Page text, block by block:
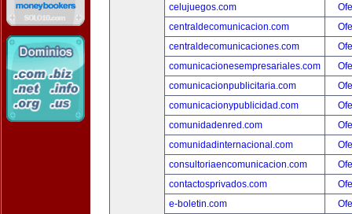
celujuegos.com
centraldecomunicacion.com
centraldecomunicaciones.com
comunicacionesempresariales.com
comunicacionpublicitaria.com
comunicacionypublicidad.com
comunidadenred.com
comunidadinternacional.com
consultoriaencomunicacion.com
contactosprivados.com
e-boletin.com